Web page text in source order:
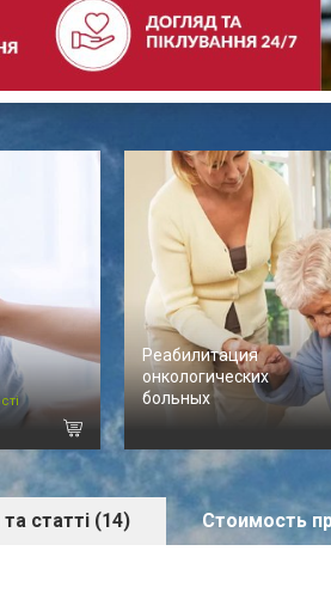
Реабилитация
онкологических
больных
статті (14) Стоимость